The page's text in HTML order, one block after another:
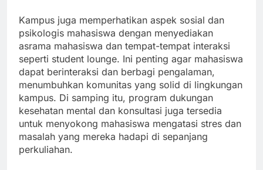
Kampus juga memperhatikan aspek sosial dan
psikologis mahasiswa dengan menyediakan
asrama mahasiswa dan tempat-tempat interaksi
seperti student lounge. Ini penting agar mahasiswa
dapat berinteraksi dan berbagi pengalaman,
menumbuhkan komunitas yang solid di lingkungan
kampus. Di samping itu, program dukungan
kesehatan mental dan konsultasi juga tersedia
untuk menyokong mahasiswa mengatasi stres dan
masalah yang mereka hadapi di sepanjang
perkuliahan.